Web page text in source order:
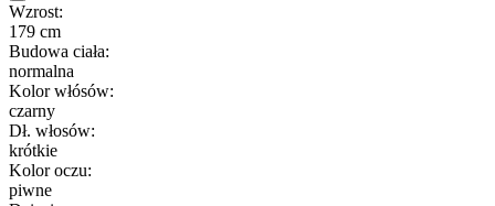
Wzrost:
179 cm
Budowa ciała:
normalna
Kolor włósów:
czarny
Dł. włosów:
krótkie
Kolor oczu:
piwne